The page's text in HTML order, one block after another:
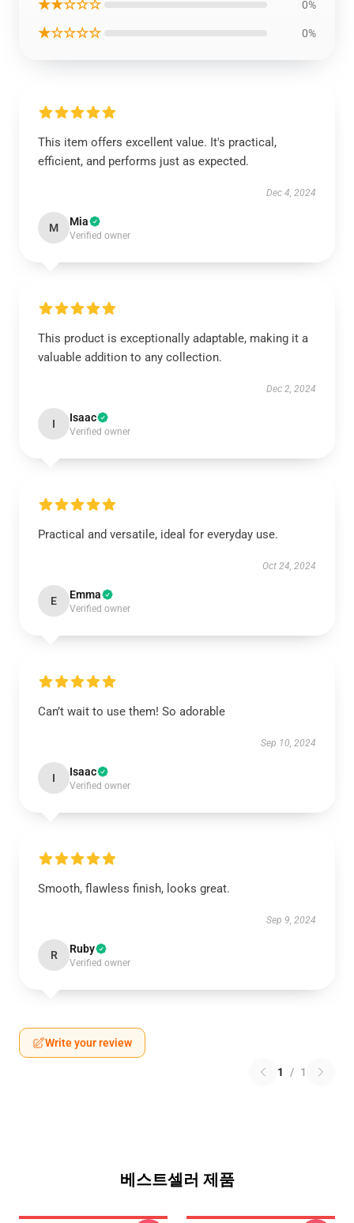
★★☆☆☆ 0%
★☆☆☆☆ 0%
This item offers excellent value. It's practical,
efficient, and performs just as expected.
Dec 4, 2024
M Mia
Verified owner
This product is exceptionally adaptable, making it a
valuable addition to any collection.
Dec 2, 2024
I Isaac
Verified owner
Practical and versatile, ideal for everyday use.
Oct 24, 2024
E Emma
Verified owner
Can’t wait to use them! So adorable
Sep 10, 2024
I Isaac
Verified owner
Smooth, flawless finish, looks great.
Sep 9, 2024
R Ruby
Verified owner
Write your review
1 / 1
베스트셀러 제품